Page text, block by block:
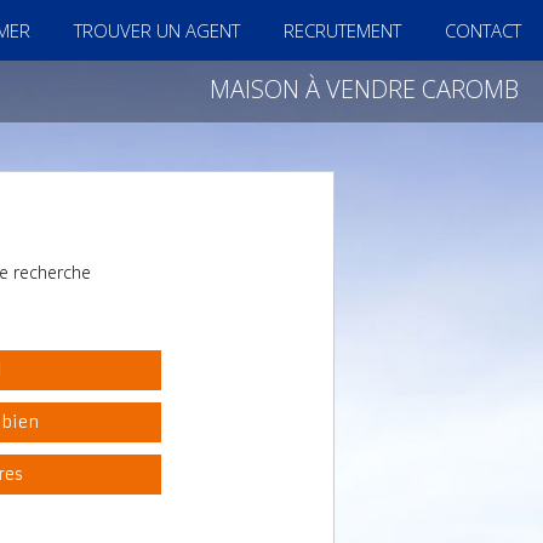
TROUVER UN AGENT RECRUTEMENT CONTACT
MAISON À VENDRE CAROMB
recherche
bien